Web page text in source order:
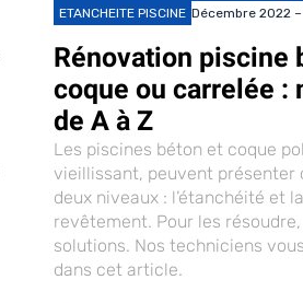
ETANCHEITE PISCINE Décembre 2022
Rénovation piscine
coque ou carrelée :
de A à Z
Les piscines béton et coque
vieillissant, peuvent présenter
deux niveaux : l’étanchéité et
revêtement. Pour les
solutions. Nos techniciens
dans cet article.